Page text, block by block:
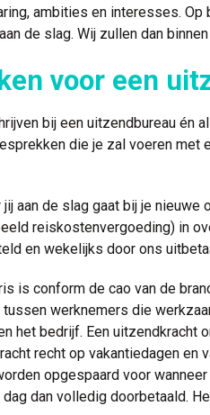
ambities en interesses.
de slag. Wij zullen dan
voor een
bij een uitzendbureau én
die je zal voeren met
jij aan de slag gaat bij je
reiskostenvergoeding) in
en wekelijks door ons
is conform de cao van de
tussen werknemers die
het bedrijf. Een uitzendkracht
recht op vakantiedagen en
opgespaard voor
dan volledig doorbetaald.